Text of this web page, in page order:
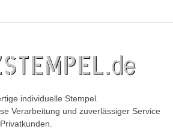
individuelle Stempel.
Verarbeitung und zuverlässiger Service